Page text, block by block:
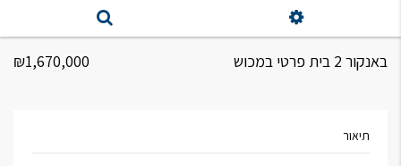
באנקור 2 בית פרטי במכוש ₪1,670,000
תיאור